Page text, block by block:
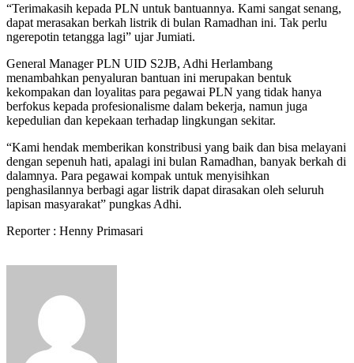
“Terimakasih kepada PLN untuk bantuannya. Kami sangat senang,
dapat merasakan berkah listrik di bulan Ramadhan ini. Tak perlu
ngerepotin tetangga lagi” ujar Jumiati.
General Manager PLN UID S2JB, Adhi Herlambang
menambahkan penyaluran bantuan ini merupakan bentuk
kekompakan dan loyalitas para pegawai PLN yang tidak hanya
berfokus kepada profesionalisme dalam bekerja, namun juga
kepedulian dan kepekaan terhadap lingkungan sekitar.
“Kami hendak memberikan konstribusi yang baik dan bisa melayani
dengan sepenuh hati, apalagi ini bulan Ramadhan, banyak berkah di
dalamnya. Para pegawai kompak untuk menyisihkan
penghasilannya berbagi agar listrik dapat dirasakan oleh seluruh
lapisan masyarakat” pungkas Adhi.
Reporter : Henny Primasari